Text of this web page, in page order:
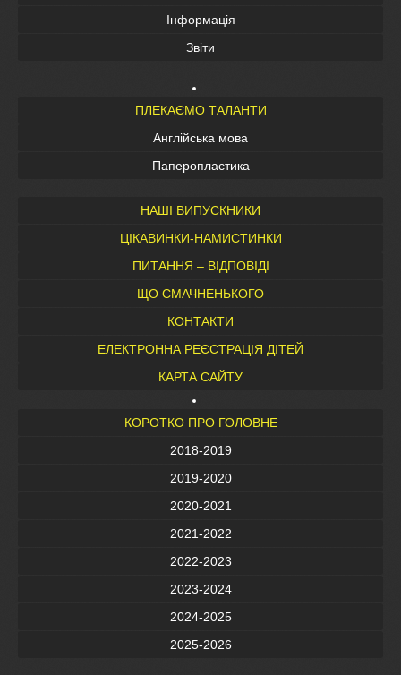
Інформація
Звіти
ПЛЕКАЄМО ТАЛАНТИ
Англійська мова
Паперопластика
НАШІ ВИПУСКНИКИ
ЦІКАВИНКИ-НАМИСТИНКИ
ПИТАННЯ – ВІДПОВІДІ
ЩО СМАЧНЕНЬКОГО
КОНТАКТИ
ЕЛЕКТРОННА РЕЄСТРАЦІЯ ДІТЕЙ
КАРТА САЙТУ
КОРОТКО ПРО ГОЛОВНЕ
2018-2019
2019-2020
2020-2021
2021-2022
2022-2023
2023-2024
2024-2025
2025-2026